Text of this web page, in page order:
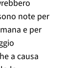
note per
e per
a causa